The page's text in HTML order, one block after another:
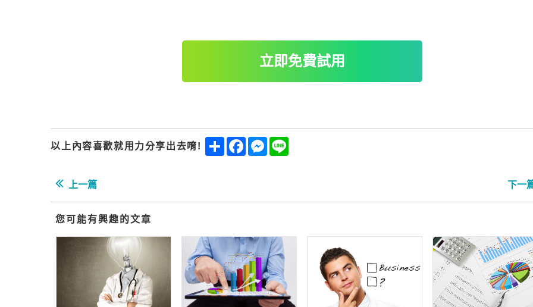
立即免費試用
以上內容喜歡就用力分享出去唷! ShareFacebookMessenger
上一篇 下一
您可能有興趣的文章